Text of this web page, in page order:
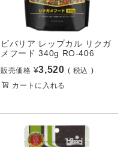
ビバリア レップカル リクガ
メフード 340g RO-406
販売価格 ¥3,520
税込
カートに入れる